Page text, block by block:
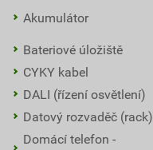
Akumulátor
Bateriové úložiště
CYKY kabel
DALI (řízení osvětlení)
Datový rozvaděč (rack)
Domácí telefon -